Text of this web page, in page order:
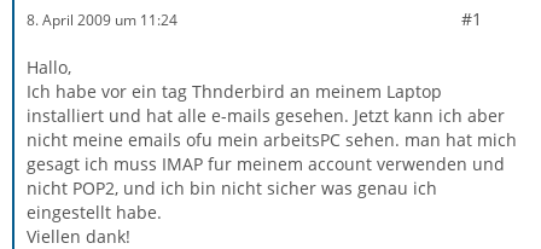
8. April 2009 um 11:24 #1
Hallo,
Ich habe vor ein tag Thnderbird an meinem Laptop
installiert und hat alle e-mails gesehen. Jetzt kann ich aber
nicht meine emails ofu mein arbeitsPC sehen. man hat mich
gesagt ich muss IMAP fur meinem account verwenden und
nicht POP2, und ich bin nicht sicher was genau ich
eingestellt habe.
Viellen dank!